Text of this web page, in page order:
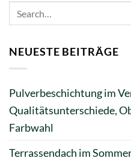
NEUESTE BEITRÄGE
Pulverbeschichtung im
Qualitätsunterschiede,
Farbwahl
Terrassendach im